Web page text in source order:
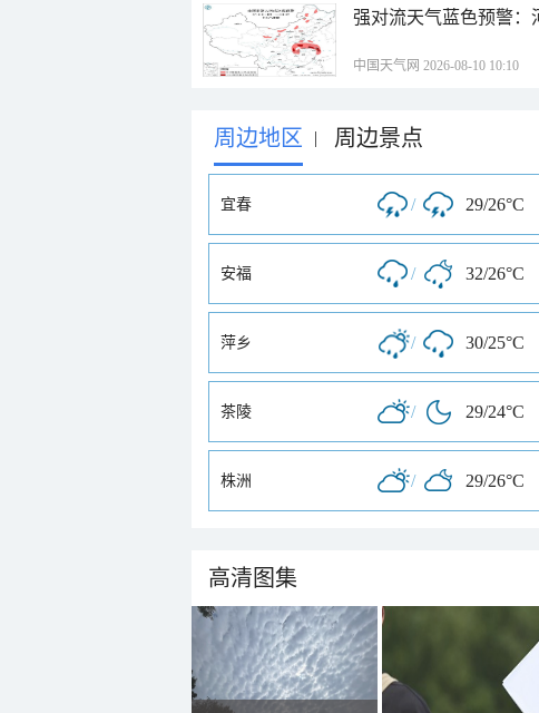
强对流天气蓝色预警：
中国天气网 2026-08-10 10:10
周边地区 | 周边景点
宜春 / 29/26°C
安福 / 32/26°C
萍乡 / 30/25°C
茶陵 / 29/24°C
株洲 / 29/26°C
高清图集